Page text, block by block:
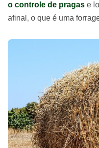
o controle de pragas e
afinal, o que é uma